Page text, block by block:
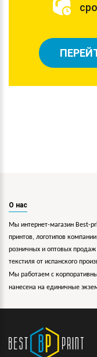
О нас
Мы интернет-магазин Best-
принтов, логотипов
розничных и оптовых продаж
текстиля от испанского
Мы работаем с
нанесена на единичные